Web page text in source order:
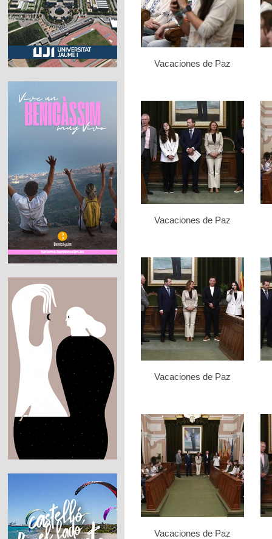
Vacaciones de Paz
Vacaciones de Paz
Vacaciones de Paz
Vacaciones de Paz